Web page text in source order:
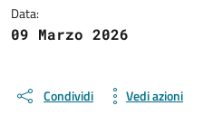
Data:
09 Marzo 2026
Condividi Vedi azioni